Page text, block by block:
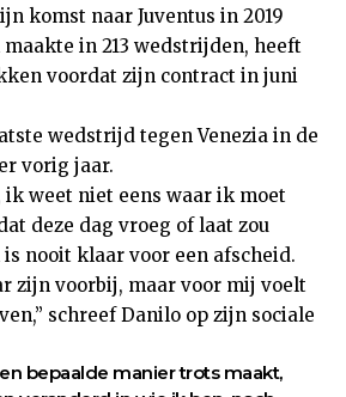
komst naar Juventus in 2019
in 213 wedstrijden, heeft
voordat zijn contract in juni
wedstrijd tegen Venezia in de
vorig jaar.
ik weet niet eens waar ik moet
deze dag vroeg of laat zou
nooit klaar voor een afscheid.
zijn voorbij, maar voor mij voelt
schreef Danilo op zijn sociale
bepaalde manier trots maakt,